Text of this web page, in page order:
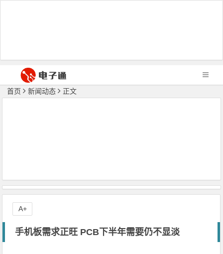
首页 新闻动态 正文
手机板需求正旺 PCB下半年需要仍不显淡
A+